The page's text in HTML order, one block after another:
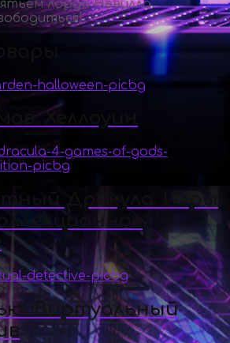
лорда Невилла.
Хеллоуин
Дракула. Игры
Виртуальный